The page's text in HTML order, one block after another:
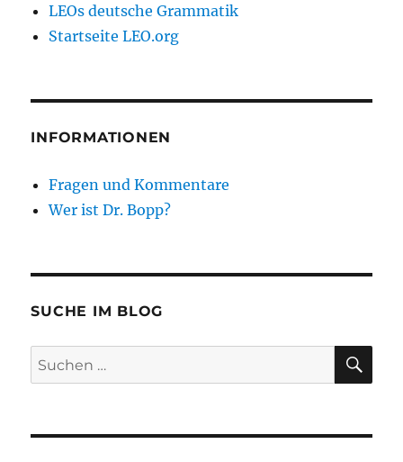
LEOs deutsche Grammatik
Startseite LEO.org
INFORMATIONEN
Fragen und Kommentare
Wer ist Dr. Bopp?
SUCHE IM BLOG
Suchen
nach: